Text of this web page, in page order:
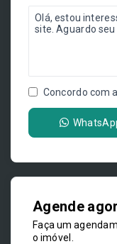
Concordo com a
Agende
Faça um
o imóvel.